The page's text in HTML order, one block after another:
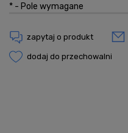
* - Pole wymagane
zapytaj o produkt
dodaj do przechowalni